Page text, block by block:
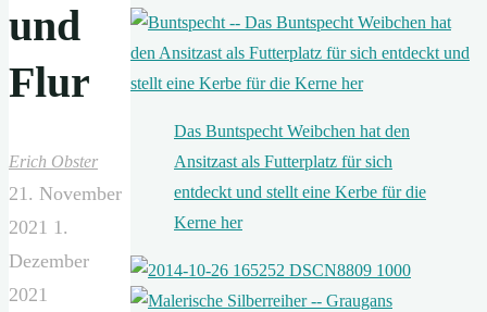
und
Flur
Erich Obster
21. November
2021 1.
Dezember
2021
Das Buntspecht Weibchen hat den
Ansitzast als Futterplatz für sich
entdeckt und stellt eine Kerbe für die
Kerne her